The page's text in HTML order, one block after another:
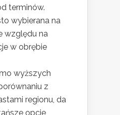
terminów.
wybierana na
względu na
w obrębie
wyższych
z
regionu, da
opcje